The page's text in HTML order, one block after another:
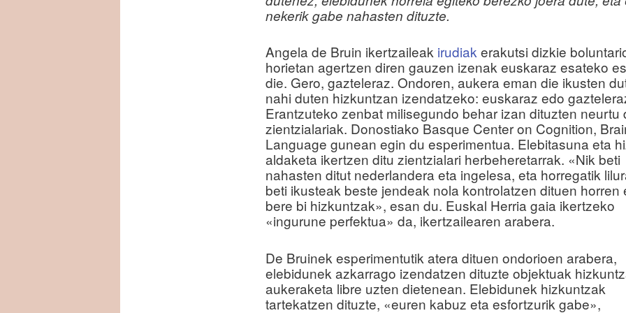
nekerik gabe nahasten dituzte.
Angela de Bruin ikertzaileak irudiakerakutsi dizkie
horietan agertzen diren gauzen izenak euskaraz esateko
die. Gero, gazteleraz. Ondoren, aukera eman die ikusten
nahi duten hizkuntzan izendatzeko: euskaraz edo
Erantzuteko zenbat milisegundo behar izan dituzten neurtu
zientzialariak. Donostiako Basque Center on Cognition,
Language gunean egin du esperimentua. Elebitasuna eta
aldaketa ikertzen ditu zientzialari herbeheretarrak. «Nik beti
nahasten ditut nederlandera eta ingelesa, eta horregatik
beti ikusteak beste jendeak nola kontrolatzen dituen horren
bere bi hizkuntzak», esan du. Euskal Herria gaia ikertzeko
«ingurune perfektua» da, ikertzailearen arabera.
De Bruinek esperimentutik atera dituen ondorioen arabera,
elebidunek azkarrago izendatzen dituzte objektuak
aukeraketa libre uzten dietenean. Elebidunek hizkuntzak
tartekatzen dituzte, «euren kabuz eta esfortzurik gabe»,